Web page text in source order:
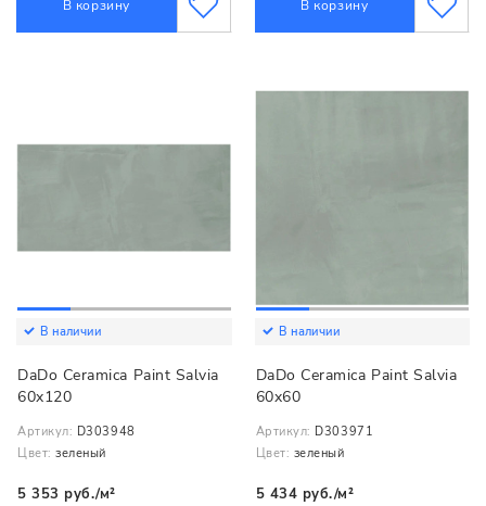
В корзину В корзину
В наличии
DaDo Ceramica Paint Salvia
60x120
Артикул: D303948
Цвет: зеленый
5 353 руб./м²
В наличии
DaDo Ceramica Paint Salvia
60x60
Артикул: D303971
Цвет: зеленый
5 434 руб./м²